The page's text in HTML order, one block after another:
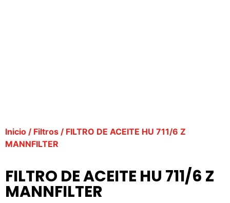
Inicio / Filtros / FILTRO DE ACEITE HU 711/6 Z
MANNFILTER
FILTRO DE ACEITE HU 711/6 Z
MANNFILTER